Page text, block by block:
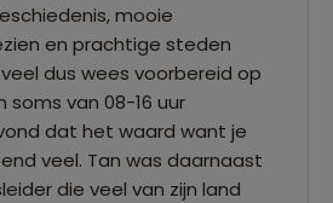
mooie
en prachtige steden
dus wees voorbereid op
van 08-16 uur
dat het waard want je
veel. Tan was daarnaast
die veel van zijn land